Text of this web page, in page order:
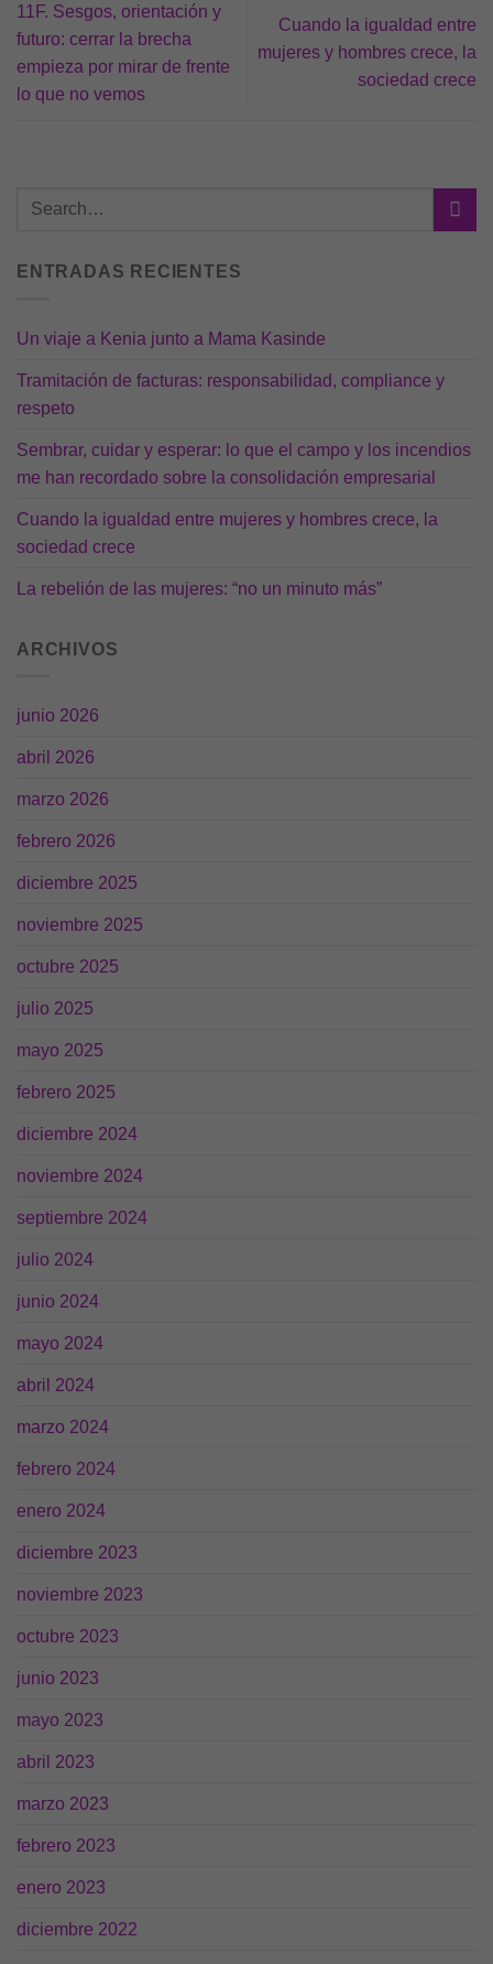
11F. Sesgos, orientación y
futuro: cerrar la brecha
empieza por mirar de frente
lo que no vemos
Cuando la igualdad entre
mujeres y hombres crece, la
sociedad crece
ENTRADAS RECIENTES
Un viaje a Kenia junto a Mama Kasinde
Tramitación de facturas: responsabilidad, compliance y
respeto
Sembrar, cuidar y esperar: lo que el campo y los incendios
me han recordado sobre la consolidación empresarial
Cuando la igualdad entre mujeres y hombres crece, la
sociedad crece
La rebelión de las mujeres: “no un minuto más”
ARCHIVOS
junio 2026
abril 2026
marzo 2026
febrero 2026
diciembre 2025
noviembre 2025
octubre 2025
julio 2025
mayo 2025
febrero 2025
diciembre 2024
noviembre 2024
septiembre 2024
julio 2024
junio 2024
mayo 2024
abril 2024
marzo 2024
febrero 2024
enero 2024
diciembre 2023
noviembre 2023
octubre 2023
junio 2023
mayo 2023
abril 2023
marzo 2023
febrero 2023
enero 2023
diciembre 2022